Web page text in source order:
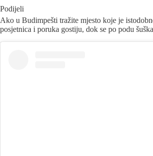
Podijeli
Ako u Budimpešti tražite mjesto koje je
posjetnica i poruka gostiju, dok se po podu